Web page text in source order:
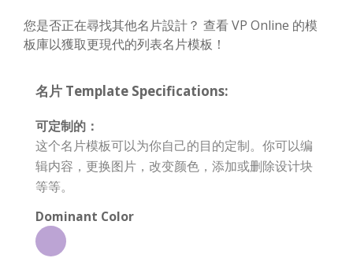
您是否正在尋找其他名片設計？ 查看 VP Online 的模
板庫以獲取更現代的列表名片模板！
名片 Template Specifications:
可定制的：
这个名片模板可以为你自己的目的定制。你可以编
辑内容，更换图片，改变颜色，添加或删除设计块
等等。
Dominant Color